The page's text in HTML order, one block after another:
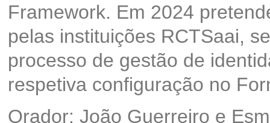
Framework. Em 2024
pelas instituições RCTSaai,
processo de gestão de
respetiva configuração no
Orador: João Guerreiro e